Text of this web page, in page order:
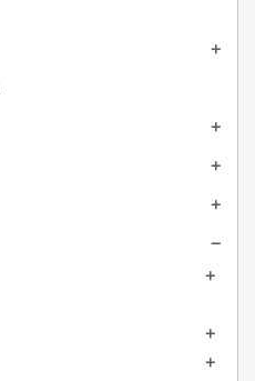
add
add
add
add
remove
add
add
add